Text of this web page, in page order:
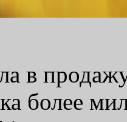
в
более